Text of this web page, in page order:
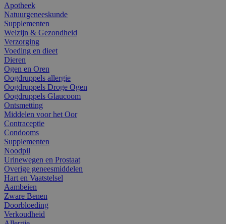
Apotheek
Natuurgeneeskunde
Supplementen
Welzijn & Gezondheid
Verzorging
Voeding en dieet
Dieren
Ogen en Oren
Oogdruppels allergie
Oogdruppels Droge Ogen
Oogdruppels Glaucoom
Ontsmetting
Middelen voor het Oor
Contraceptie
Condooms
Supplementen
Noodpil
Urinewegen en Prostaat
Overige geneesmiddelen
Hart en Vaatstelsel
Aambeien
Zware Benen
Doorbloeding
Verkoudheid